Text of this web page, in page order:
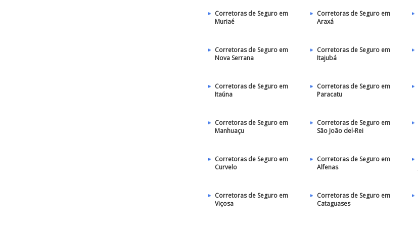
Corretoras de Seguro em
Muriaé
Corretoras de Seguro em
Araxá
Corretoras de Seguro em
Nova Serrana
Corretoras de Seguro em
Itajubá
Corretoras de Seguro em
Itaúna
Corretoras de Seguro em
Paracatu
Corretoras de Seguro em
Manhuaçu
Corretoras de Seguro em
São João del-Rei
Corretoras de Seguro em
Curvelo
Corretoras de Seguro em
Alfenas
Corretoras de Seguro em
Viçosa
Corretoras de Seguro em
Cataguases